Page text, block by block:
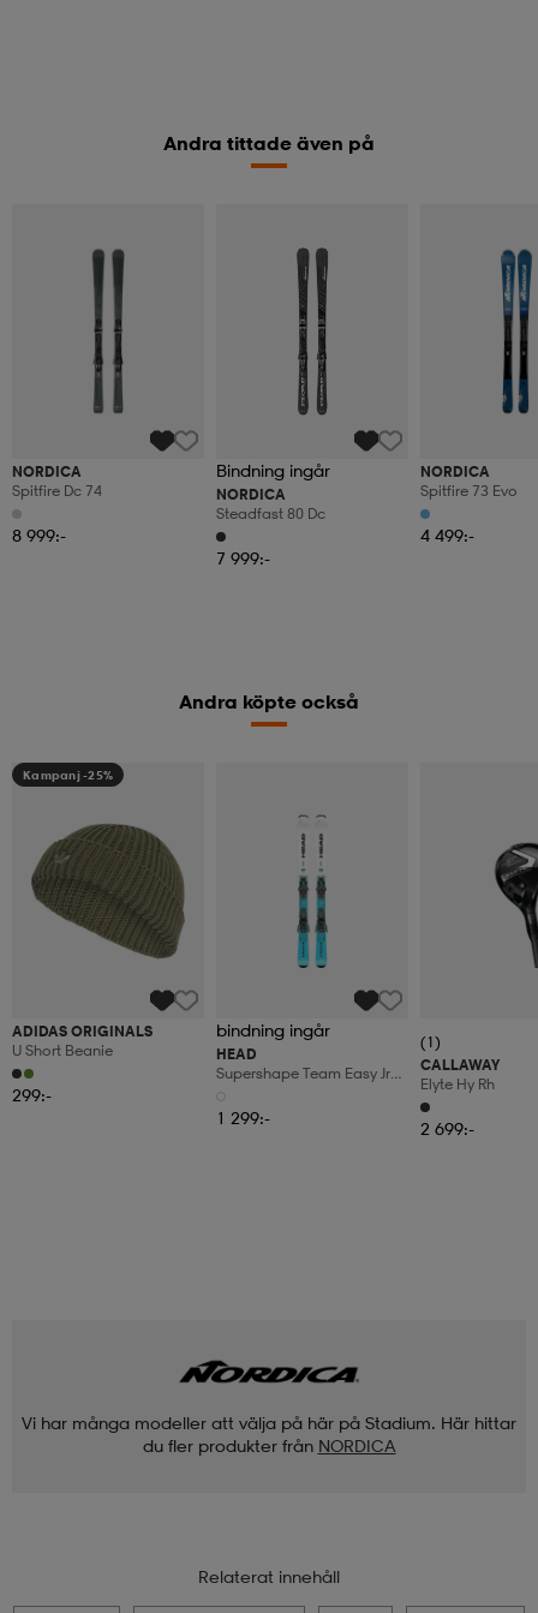
Andra tittade även på
NORDICA
Spitfire Dc 74
8 999:-
Bindning ingår
NORDICA
Steadfast 80 Dc
7 999:-
NORDICA
Spitfire 73 Evo
4 499:-
Andra köpte också
Kampanj -25%
ADIDAS ORIGINALS
U Short Beanie
299:-
bindning ingår
HEAD
Supershape Team Easy Jrs
1 299:-
(1)
CALLAWAY
Elyte Hy Rh
2 699:-
Vi har många modeller att välja på här på Stadium. Här hittar
du fler produkter från NORDICA
Relaterat innehåll